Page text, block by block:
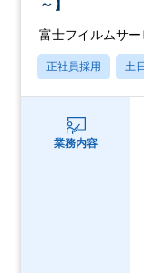
～】
富士フイルムサ
正社員採用 土
業務内容